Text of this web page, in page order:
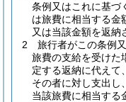
条例又はこれに基づ
は旅費に相当する金
又は当該金額を返納
2
旅行者がこの条例
旅費の支給を受けた
定する返納に代えて
その者に対し支出し
当該旅費に相当する